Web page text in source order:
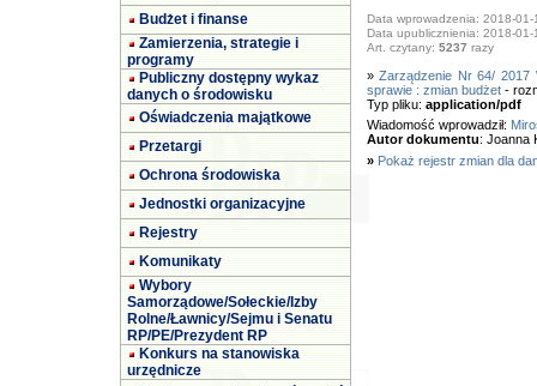
Budżet i finanse
Zamierzenia, strategie i
programy
Publiczny dostępny wykaz
danych o środowisku
Oświadczenia majątkowe
Przetargi
Ochrona środowiska
Jednostki organizacyjne
Rejestry
Komunikaty
Wybory
Samorządowe/Sołeckie/Izby
Rolne/Ławnicy/Sejmu i Senatu
RP/PE/Prezydent RP
Konkurs na stanowiska
urzędnicze
Data wprowadzenia: 2018-01-
Data upublicznienia: 2018-01-
Art. czytany: 5237 razy
»Zarządzenie Nr 64/
sprawie : zmian budżet-
Typ pliku: application/pdf
Wiadomość wprowadził:
Autor dokumentu: Joanna
» Pokaż rejestr zmian dla